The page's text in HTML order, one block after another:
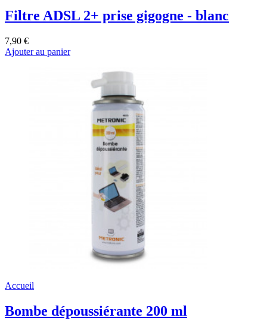
Filtre ADSL 2+ prise gigogne - blanc
7,90 €
Ajouter au panier
Accueil
Bombe dépoussiérante 200 ml